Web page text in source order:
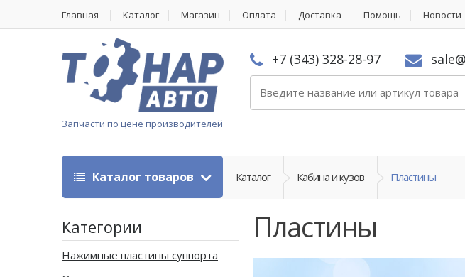
Главная Каталог Магазин Оплата Доставка Помощь Новости
Запчасти по цене производителей
+7 (343) 328-28-97
Каталог товаров Каталог Кабина и кузов Пластины
Пластины
Категории
Нажимные пластины суппорта